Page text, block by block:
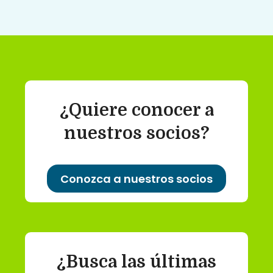
¿Quiere conocer a
nuestros socios?
Conozca a nuestros socios
¿Busca las últimas